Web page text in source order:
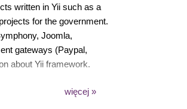
written in Yii such as a
for the government.
Joomla,
gateways (Paypal,
about Yii framework.
więcej »